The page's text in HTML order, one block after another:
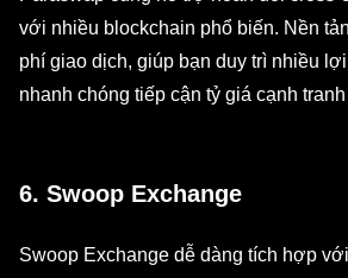
với nhiều blockchain phổ biến. Nền
phí giao dịch, giúp bạn duy trì nhiều
nhanh chóng tiếp cận tỷ giá cạnh
6. Swoop Exchange
Swoop Exchange dễ dàng tích hợp với